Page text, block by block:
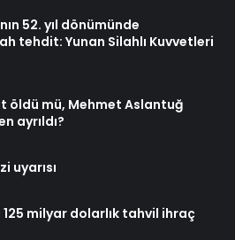
52. yıl dönümünde
tehdit: Yunan Silahlı Kuvvetleri
öldü mü, Mehmet Aslantuğ
ayrıldı?
uyarısı
125 milyar dolarlık tahvil ihraç